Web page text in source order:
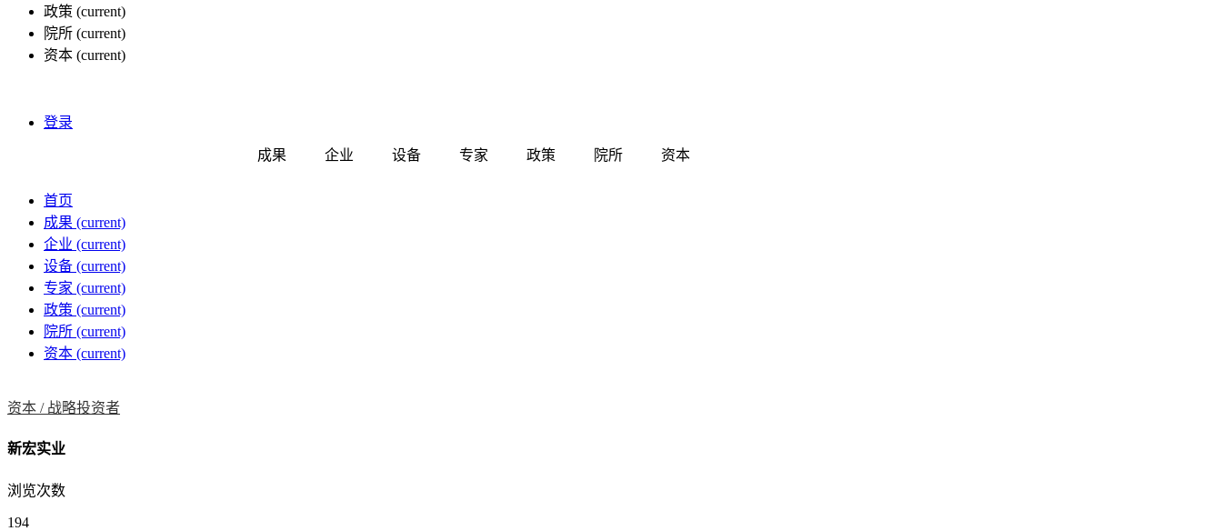
政策 (current)
院所 (current)
资本 (current)
登录
成果 企业 设备 专家 政策 院所 资本
首页
成果 (current)
企业 (current)
设备 (current)
专家 (current)
政策 (current)
院所 (current)
资本 (current)
资本 / 战略投资者
新宏实业
浏览次数
194